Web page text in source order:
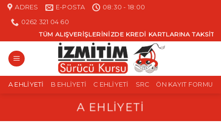
SkipADRES E-POSTA
08:30 - 18:00
0262 321 04 60
TÜM ALIŞVERIŞLERINIZDE KREDI KARTLARINA TAKSIT
A EHLIYETI B EHLIYETI C EHLIYETI SRC ÖN KAYIT FORMU
A EHLIYETI